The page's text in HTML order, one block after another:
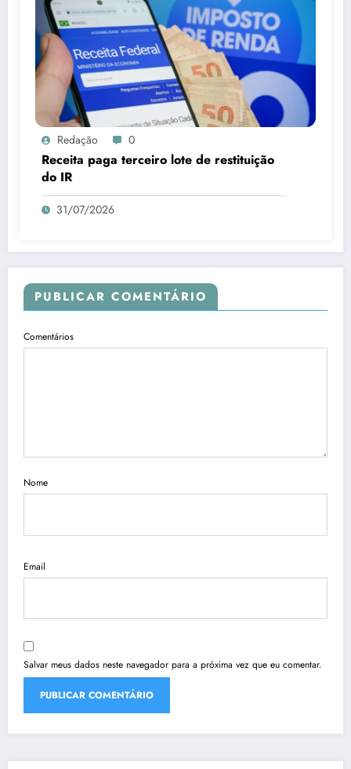
Redação 0
Receita paga terceiro lote de restituição
do IR
31/07/2026
PUBLICAR COMENTÁRIO
Comentários
Nome
Email
Salvar meus dados neste navegador para a próxima vez que eu comentar.